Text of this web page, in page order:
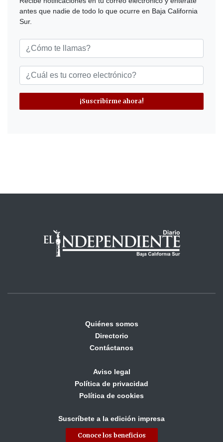
antes que nadie de todo lo que ocurre en Baja California
Sur.
¡Suscribirme ahora!
Quiénes somos
Directorio
Contáctanos
Aviso legal
Política de privacidad
Política de cookies
Suscríbete a la edición impresa
Conoce los beneficios